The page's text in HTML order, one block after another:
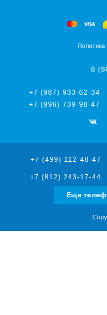
8
+7 (987) 933-62-34
+7 (996) 739-98-47
+7 (499) 112-48-47
+7 (812) 243-17-44
Еще